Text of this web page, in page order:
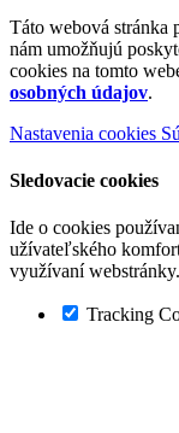
Táto webová stránka
nám umožňujú
cookies na tomto
osobných údajov.
Nastavenia cookies
Sledovacie cookies
Ide o cookies
užívateľského
využívaní webstránky.
Tracking